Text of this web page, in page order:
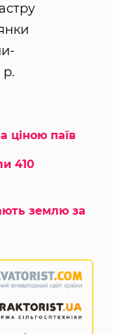
ціною паїв
410
землю за